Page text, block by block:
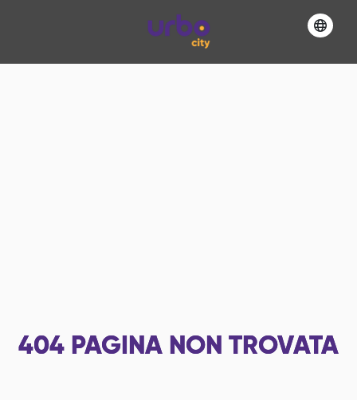
404 PAGINA NON TROVATA